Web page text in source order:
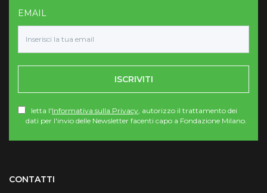
EMAIL
ISCRIVITI
letta l'Informativa sulla Privacy , autorizzo il trattamento dei
dati per l'invio delle Newsletter facenti capo a Fondazione Milano.
CONTATTI